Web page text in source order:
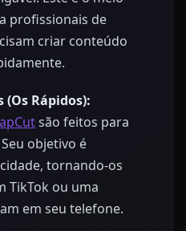
profissionais de
criar conteúdo
Rápidos):
são feitos para
objetivo é
tornando-os
TikTok ou uma
em seu telefone.